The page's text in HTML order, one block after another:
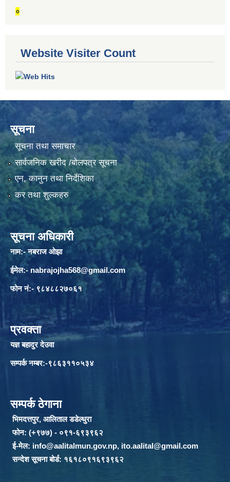
०
Website Visiter Count
सूचना
सूचना तथा समाचार
सार्वजनिक खरीद /बोलपत्र सूचना
एन, कानुन तथा निर्देशिका
कर तथा शुल्कहरु
सूचना अधिकारी
नाम:- नबराज ओझा
ईमेल:- nabrajojha568@gmail.com
फोन नं:- ९८४८८२७०६१
प्रवक्ता
यज्ञ बहादुर देउवा
सम्पर्क नम्बर:-९८६३११०५३४
सम्पर्क ठेगाना
भिमदत्तपुर, आलिताल डडेल्धुरा
फोन: (+९७७) - ०९१-६९३९६२
ई-मेल: info@aalitalmun.gov.np, ito.aalital@gmail.com
सन्देश सूचना बोर्ड: १६१८०९१६९३९६२